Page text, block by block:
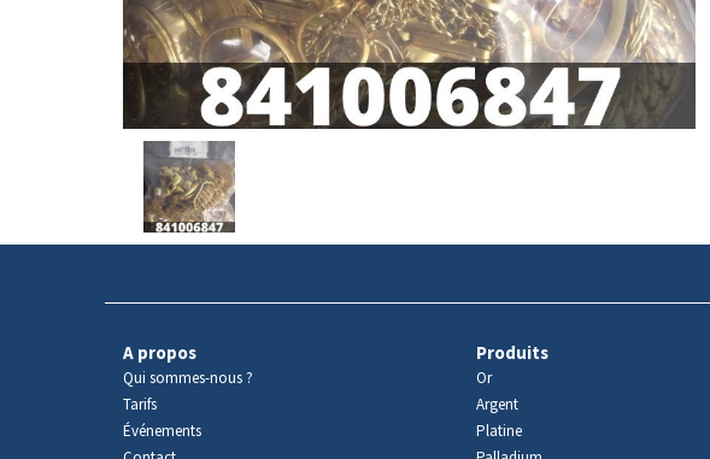
Avers
produit
A propos
Qui sommes-nous ?
Tarifs
Événements
Produits
Or
Argent
Platine